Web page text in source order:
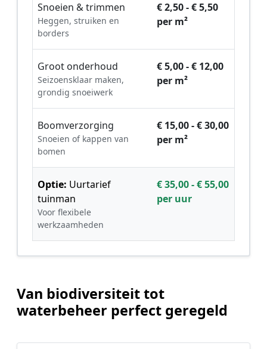
Snoeien & trimmen
Heggen, struiken en
borders
€ 2,50 - € 5,50
per m²
Groot onderhoud
Seizoensklaar maken,
grondig snoeiwerk
€ 5,00 - € 12,00
per m²
Boomverzorging
Snoeien of kappen van
bomen
€ 15,00 - € 30,00
per m²
Optie: Uurtarief
tuinman
Voor flexibele
werkzaamheden
€ 35,00 - € 55,00
per uur
Van biodiversiteit tot
waterbeheer perfect geregeld